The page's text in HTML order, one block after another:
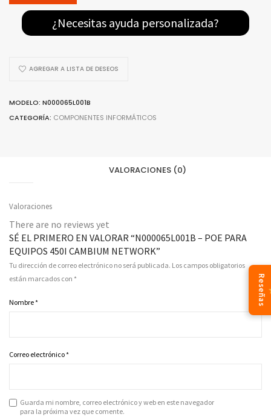
¿Necesitas ayuda personalizada?
AGREGAR A LISTA DE DESEOS
MODELO: N000065L001B
CATEGORÍA: COMPONENTES INFORMÁTICOS
VALORACIONES (0)
Valoraciones
There are no reviews yet
SÉ EL PRIMERO EN VALORAR “N000065L001B – POE PARA
EQUIPOS 450I CAMBIUM NETWORK”
Tu dirección de correo electrónico no será publicada. Los campos obligatorios
están marcados con *
Nombre*
Correo electrónico*
Guarda mi nombre, correo electrónico y web en este navegador
para la próxima vez que comente.
Reseñas